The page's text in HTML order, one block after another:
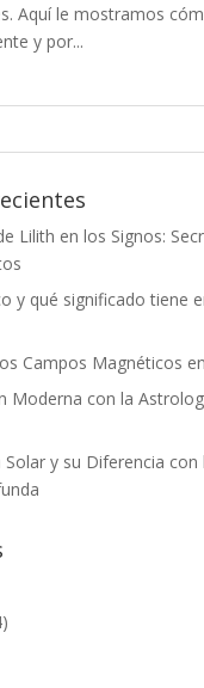
Aquí le mostramos
y por...
Lilith en los Signos:
y qué significado tiene
Campos Magnéticos
Moderna con la
Solar y su Diferencia con